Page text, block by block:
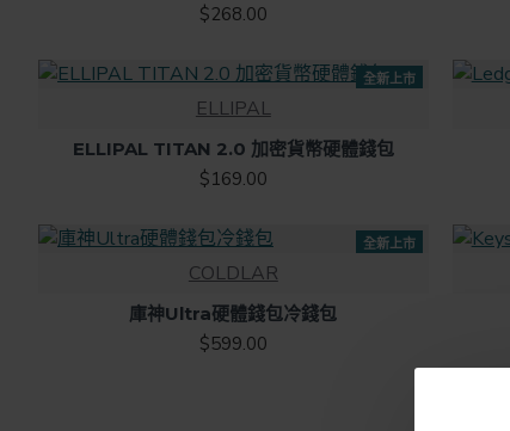
$268.00
全新上市
ELLIPAL
ELLIPAL TITAN 2.0 加密貨幣硬體錢包
$169.00
全新上市
COLDLAR
庫神Ultra硬體錢包冷錢包
$599.00